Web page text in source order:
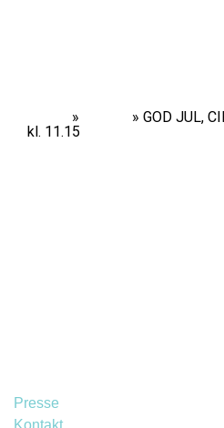
» » GOD JUL,
kl. 11.15
Presse
Kontakt